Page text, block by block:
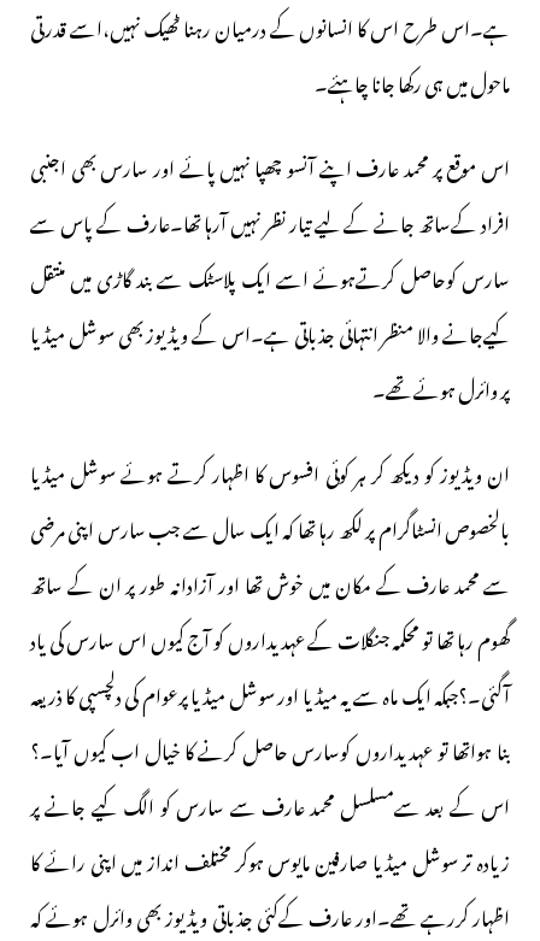
ہے۔اس طرح اس کا انسانوں کے درمیان رہنا ٹھیک نہیں،اسے قدرتی
ماحول میں ہی رکھا جانا چاہئے۔
اس موقع پر محمد عارف اپنے آنسو چھپا نہیں پائے اور سارس بھی اجنبی
افراد کےساتھ جانے کے لیے تیار نظر نہیں آرہا تھا۔عارف کے پاس سے
سارس کوحاصل کرتےہوئے اسے ایک پلاسٹک سے بند گاڑی میں منتقل
کیےجانے والا منظر انتہائی جذباتی ہے۔اس کے ویڈیوز بھی سوشل میڈیا
پر وائرل ہوئے تھے۔
ان ویڈیوز کو دیکھ کر ہر کوئی افسوس کا اظہار کرتے ہوئے سوشل میڈیا
بالخصوص انسٹاگرام پر لکھ رہا تھا کہ ایک سال سے جب سارس اپنی مرضی
سے محمد عارف کے مکان میں خوش تھا اور آزادانہ طور پر ان کے ساتھ
گھوم رہا تھا تو محکمہ جنگلات کے عہدیداروں کو آج کیوں اس سارس کی یاد
آگئی۔؟جبکہ ایک ماہ سے یہ میڈیا اور سوشل میڈیا پرعوام کی دلچسپی کا ذریعہ
بنا ہواتھا تو عہدیداروں کوسارس حاصل کرنے کا خیال اب کیوں آیا۔؟
اس کے بعد سےمسلسل محمد عارف سے سارس کو الگ کیے جانے پر
زیادہ تر سوشل میڈیا صارفین مایوس ہوکر مختلف انداز میں اپنی رائے کا
اظہار کررہے تھے۔اور عارف کےکئی جذباتی ویڈیوز بھی وائرل ہوئے کہ